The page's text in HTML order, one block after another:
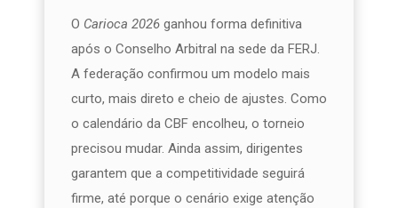
O Carioca 2026 ganhou forma definitiva
após o Conselho Arbitral na sede da FERJ.
A federação confirmou um modelo mais
curto, mais direto e cheio de ajustes. Como
o calendário da CBF encolheu, o torneio
precisou mudar. Ainda assim, dirigentes
garantem que a competitividade seguirá
firme, até porque o cenário exige atenção